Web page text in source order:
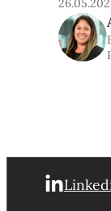
busca
en vivo